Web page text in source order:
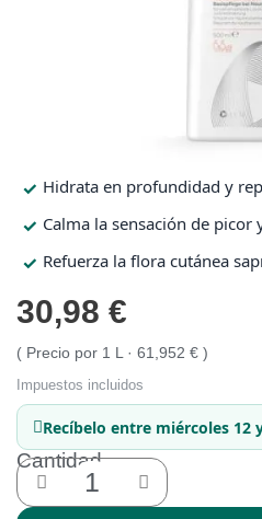
Óptica
Ortopedia
Salud
Óptica
Ortopedia
Salud
Hidrata en profundidad y
Calma la sensación de picor
Refuerza la flora cutánea
30,98 €
Precio por 1 L · 61,952 €
Impuestos incluidos
Recíbelo entre miércoles 12
Cantidad